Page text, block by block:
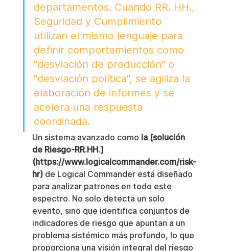
departamentos. Cuando RR. HH.,
Seguridad y Cumplimiento
utilizan el mismo lenguaje para
definir comportamientos como
"desviación de producción" o
"desviación política", se agiliza la
elaboración de informes y se
acelera una respuesta
coordinada.
Un sistema avanzado como la [solución
de Riesgo-RR.HH.]
(https://www.logicalcommander.com/risk-
hr) de Logical Commander está diseñado
para analizar patrones en todo este
espectro. No solo detecta un solo
evento, sino que identifica conjuntos de
indicadores de riesgo que apuntan a un
problema sistémico más profundo, lo que
proporciona una visión integral del riesgo